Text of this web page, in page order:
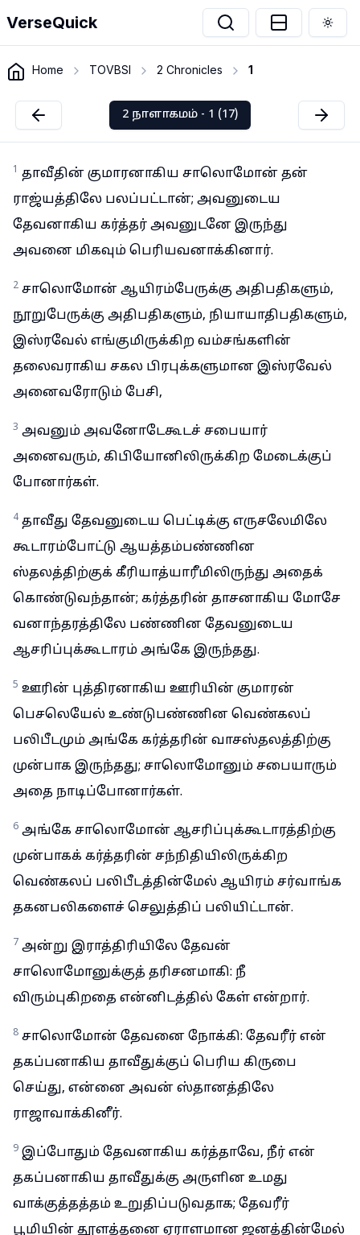
VerseQuick
Home TOVBSI 2 Chronicles 1
2 நாளாகமம் - 1 (17)
1 தாவீதின் குமாரனாகிய சாலொமோன் தன்
ராஜ்யத்திலே பலப்பட்டான்; அவனுடைய
தேவனாகிய கர்த்தர் அவனுடனே இருந்து
அவனை மிகவும் பெரியவனாக்கினார்.
2 சாலொமோன் ஆயிரம்பேருக்கு அதிபதிகளும்,
நூறுபேருக்கு அதிபதிகளும், நியாயாதிபதிகளும்,
இஸ்ரவேல் எங்குமிருக்கிற வம்சங்களின்
தலைவராகிய சகல பிரபுக்களுமான இஸ்ரவேல்
அனைவரோடும் பேசி,
3 அவனும் அவனோடேகூடச் சபையார்
அனைவரும், கிபியோனிலிருக்கிற மேடைக்குப்
போனார்கள்.
4 தாவீது தேவனுடைய பெட்டிக்கு எருசலேமிலே
கூடாரம்போட்டு ஆயத்தம்பண்ணின
ஸ்தலத்திற்குக் கீரியாத்யாரீமிலிருந்து அதைக்
கொண்டுவந்தான்; கர்த்தரின் தாசனாகிய மோசே
வனாந்தரத்திலே பண்ணின தேவனுடைய
ஆசரிப்புக்கூடாரம் அங்கே இருந்தது.
5 ஊரின் புத்திரனாகிய ஊரியின் குமாரன்
பெசலெயேல் உண்டுபண்ணின வெண்கலப்
பலிபீடமும் அங்கே கர்த்தரின் வாசஸ்தலத்திற்கு
முன்பாக இருந்தது; சாலொமோனும் சபையாரும்
அதை நாடிப்போனார்கள்.
6 அங்கே சாலொமோன் ஆசரிப்புக்கூடாரத்திற்கு
முன்பாகக் கர்த்தரின் சந்நிதியிலிருக்கிற
வெண்கலப் பலிபீடத்தின்மேல் ஆயிரம் சர்வாங்க
தகனபலிகளைச் செலுத்திப் பலியிட்டான்.
7 அன்று இராத்திரியிலே தேவன்
சாலொமோனுக்குத் தரிசனமாகி: நீ
விரும்புகிறதை என்னிடத்தில் கேள் என்றார்.
8 சாலொமோன் தேவனை நோக்கி: தேவரீர் என்
தகப்பனாகிய தாவீதுக்குப் பெரிய கிருபை
செய்து, என்னை அவன் ஸ்தானத்திலே
ராஜாவாக்கினீர்.
9 இப்போதும் தேவனாகிய கர்த்தாவே, நீர் என்
தகப்பனாகிய தாவீதுக்கு அருளின உமது
வாக்குத்தத்தம் உறுதிப்படுவதாக; தேவரீர்
பூமியின் தூளத்தனை ஏராளமான ஜனத்தின்மேல்